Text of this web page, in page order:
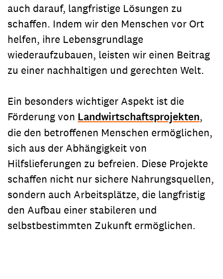
auch darauf, langfristige Lösungen zu
schaffen. Indem wir den Menschen vor Ort
helfen, ihre Lebensgrundlage
wiederaufzubauen, leisten wir einen Beitrag
zu einer nachhaltigen und gerechten Welt.
Ein besonders wichtiger Aspekt ist die
Förderung von Landwirtschaftsprojekten,
die den betroffenen Menschen ermöglichen,
sich aus der Abhängigkeit von
Hilfslieferungen zu befreien. Diese Projekte
schaffen nicht nur sichere Nahrungsquellen,
sondern auch Arbeitsplätze, die langfristig
den Aufbau einer stabileren und
selbstbestimmten Zukunft ermöglichen.